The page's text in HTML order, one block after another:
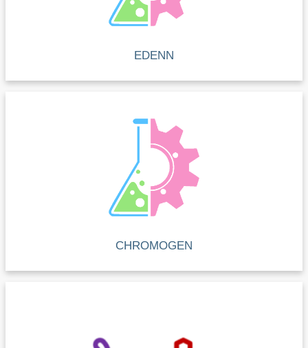
EDENN
CHROMOGEN